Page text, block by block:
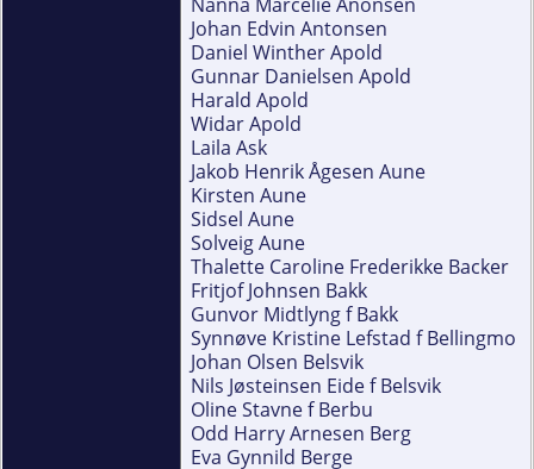
Johan Edvin Antonsen
Daniel Winther Apold
Gunnar Danielsen Apold
Harald Apold
Widar Apold
Laila Ask
Jakob Henrik Ågesen Aune
Kirsten Aune
Sidsel Aune
Solveig Aune
Thalette Caroline Frederikke Backer
Fritjof Johnsen Bakk
Gunvor Midtlyng f Bakk
Synnøve Kristine Lefstad f Bellingmo
Johan Olsen Belsvik
Nils Jøsteinsen Eide f Belsvik
Oline Stavne f Berbu
Odd Harry Arnesen Berg
Eva Gynnild Berge